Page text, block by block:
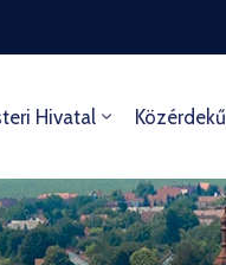
Hivatal Közérdekű